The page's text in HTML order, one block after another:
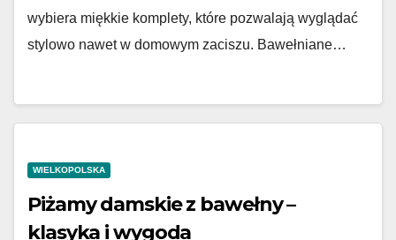
wybiera miękkie komplety, które pozwalają wyglądać
stylowo nawet w domowym zaciszu. Bawełniane…
WIELKOPOLSKA
Piżamy damskie z bawełny –
klasyka i wygoda